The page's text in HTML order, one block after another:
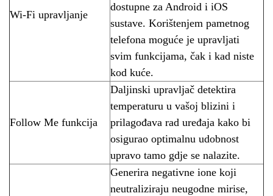
Wi-Fi upravljanje
dostupne za Android i iOS
sustave. Korištenjem pametnog
telefona moguće je upravljati
svim funkcijama, čak i kad niste
kod kuće.
Follow Me funkcija
Daljinski upravljač detektira
temperaturu u vašoj blizini i
prilagođava rad uređaja kako bi
osigurao optimalnu udobnost
upravo tamo gdje se nalazite.
Generira negativne ione koji
neutraliziraju neugodne mirise,